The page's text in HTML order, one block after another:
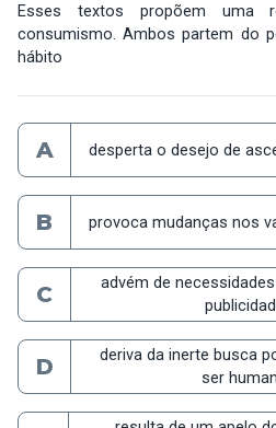
Esses textos propõem uma
consumismo. Ambos partem do
hábito
A desperta o desejo de
B provoca mudanças nos
C
advém de
D
deriva da inerte busca
ser